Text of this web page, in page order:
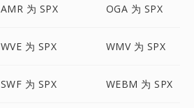
AMR 为 SPX OGA 为 SPX
WVE 为 SPX WMV 为 SPX
SWF 为 SPX WEBM 为 SPX